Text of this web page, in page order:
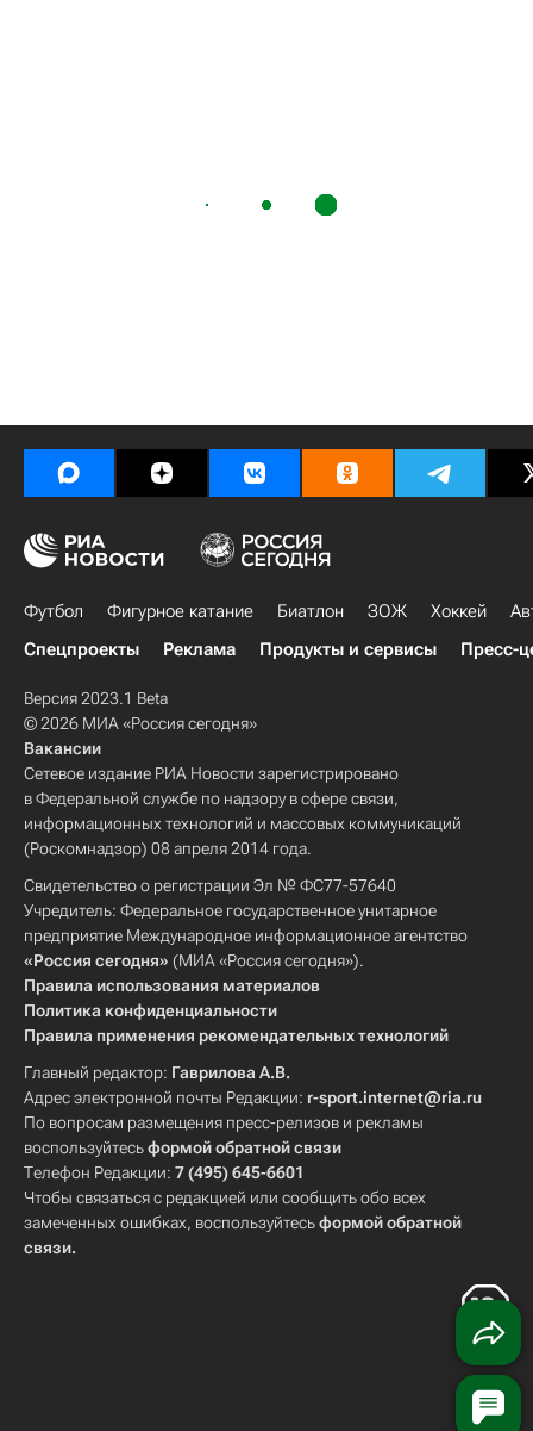
Футбол Фигурное катание Биатлон ЗОЖ Хоккей
Спецпроекты
Реклама Продукты и сервисы Пресс-
Версия 2023.1 Beta
© 2026 МИА «Россия сегодня»
Вакансии
Сетевое издание РИА Новости зарегистрировано
в Федеральной службе по надзору в сфере связи,
информационных технологий и массовых коммуникаций
(Роскомнадзор) 08 апреля 2014 года.
Свидетельство о регистрации Эл № ФС77-57640
Учредитель: Федеральное государственное унитарное
предприятие Международное информационное агентство
«Россия сегодня» (МИА «Россия сегодня»).
Правила использования материалов
Политика конфиденциальности
Правила применения рекомендательных технологий
Главный редактор: Гаврилова А.В.
Адрес электронной почты Редакции: r-sport.internet@ria.ru
По вопросам размещения пресс-релизов и рекламы
воспользуйтесьформой обратной связи
Телефон Редакции: 7 (495) 645-6601
Чтобы связаться с редакцией или сообщить обо всех
замеченных ошибках, воспользуйтесьформой обратной
связи.